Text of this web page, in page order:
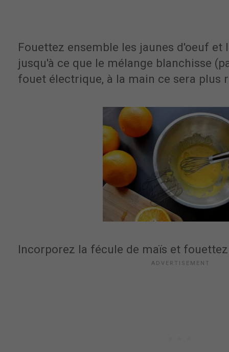
Fouettez ensemble les jaunes d'oeuf et
jusqu'à ce que le mélange blanchisse
fouet électrique, à la main ce sera plus
Incorporez la fécule de maïs et